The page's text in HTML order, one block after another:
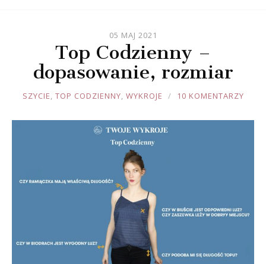
05 MAJ 2021
Top Codzienny –
dopasowanie, rozmiar
JOULE
SZYCIE, TOP CODZIENNY, WYKROJE 10 KOMENTARZY